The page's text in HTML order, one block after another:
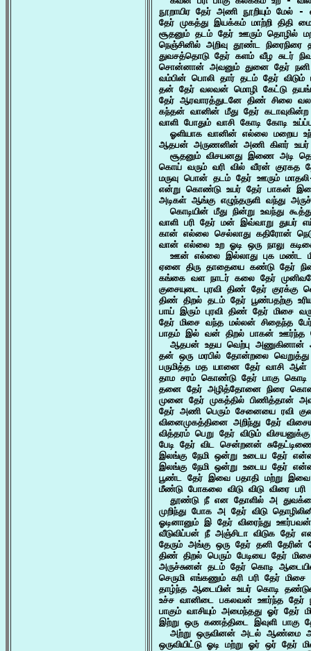
நூறாயிர தேர் அணி நூறியும் மேல் -
தேர் முகத்து இயக்கம் மாற்றி
சூதனும் தடம் தேர் ஊரும் தொழில்
நெஞ்சினில் அறிவு தூண்ட
துவசத்தொடு தேர் களம் வீழ சுடர்
சொன்னான் அவனும் துனை தேர்
வம்பின் பொலி தார் தடம் தேர் விடும்
தன் தேர் வலவன் மொழி கேட்டு
தேர் ஆரவாரத்துடனே திண் சிலை
கந்தன் வானின் மீது தேர்
வாளி போதும் வாசி கோடி கோடி
ஓளியாக வானின் எல்லை மறைய
ஆதபன் அருணனின் அணி கிளர் உயர்
சூதனும் விசயனது இணை அடி
கொய் வரும் வரி வில் வீரன்
மருவு பொன் தடம் தேர் ஊரும்
என்று கொண்டு உயர் தேர் பாகன்
அடிகள் ஆங்கு எழுந்தருளி வந்து
கொடியின் மீது நின்று உவந்து
வாளி பரி தேர் மன் இவ்வாறு துயர்
கான் எல்லை செல்லாது கதிரோன்
வான் எல்லை உற ஓடி ஒரு நாலு
ஊன் எல்லை இல்லாது புக மண்ட
ஏனை திரு தாதையை கண்டு தேர்
கங்கை வள நாடர் கலை தேர்
குசையுடை புரவி திண் தேர்
திண் திறல் தடம் தேர் பூண்பதற்கு
பாய் இரும் புரவி திண் தேர் மிசை
தேர் மிசை வந்த மல்லன் சிதைந்த
பாதம் இல் வன் திறல் பாகன் ஊர்ந்த
ஆதபன் உதய வெற்பு அணுகினான்
தன் ஒரு மரபில் தோன்றலை வெறுத்து
பருமித்த மத யானை தேர் வாசி
தாம சரம் கொண்டு தேர் பாகு கொடி
தனை தேர் அழித்தோனை நிரை
முனை தேர் முகத்தில் பிணித்தான்
தேர் அணி பெரும் சேனையை ரவி
வினைமுகத்தினை அறிந்து தேர்
வித்தரம் பெறு தேர் விடும்
பேடி தேர் விட சென்றனன்
இலங்கு நேமி ஒன்று உடைய தேர்
இலங்கு நேமி ஒன்று உடைய தேர்
பூண்ட தேர் இவை பதாதி மற்று
மீண்டு போகலை விடு விடு விரை
தூண்டு நீ என தோளில் அ
முறிந்து போக அ தேர் விடு
ஓடினானும் இ தேர் விரைந்து
வீடுவிப்பன் நீ அஞ்சிடா விடுக தேர்
தேரும் அங்கு ஒரு தேர் தனி தேரின்
திண் திறல் பெரும் பேடியை தேர்
அருச்சுனன் தடம் தேர் கொடி
செருமி எங்கணும் கரி பரி தேர்
தாழ்ந்த ஆடையின் உயர் கொடி
உச்ச வானிடை பகலவன் ஊர்ந்த தேர்
பாகும் வாசியும் அமைந்தது ஓர் தேர்
இற்று ஒரு கணத்திடை இவுளி பாகு
அற்று ஒருவினன் அடல் ஆண்மை
ஒருவியிட்டு ஓடி மற்று ஓர் ஒர் தேர்